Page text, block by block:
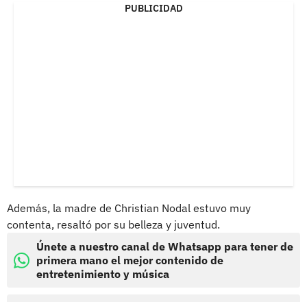
PUBLICIDAD
Además, la madre de Christian Nodal estuvo muy
contenta, resaltó por su belleza y juventud.
Únete a nuestro canal de Whatsapp para tener de
primera mano el mejor contenido de
entretenimiento y música